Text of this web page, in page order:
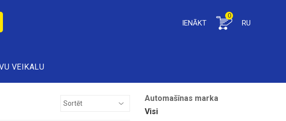
IENĀKT
0
RU
VEIKALU
Automašīnas marka
Visi